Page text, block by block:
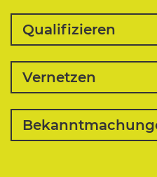
Qualifizieren
Vernetzen